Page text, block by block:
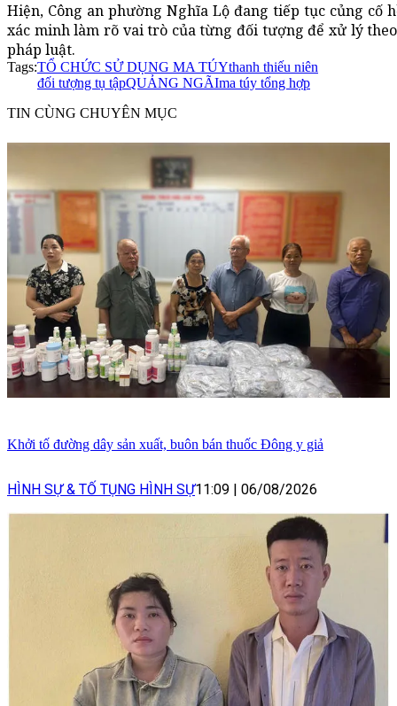
Hiện, Công an phường Nghĩa Lộ đang tiếp tục củng cố
xác minh làm rõ vai trò của từng đối tượng để xử lý
pháp luật.
Tags:TỔ CHỨC SỬ DỤNG MA TÚYthanh thiếu niên
đối tượng tụ tậpQUẢNG NGÃIma túy tổng hợp
TIN CÙNG CHUYÊN MỤC
Khởi tố đường dây sản xuất, buôn bán thuốc Đông y giả
HÌNH SỰ & TỐ TỤNG HÌNH SỰ11:09 06/08/2026